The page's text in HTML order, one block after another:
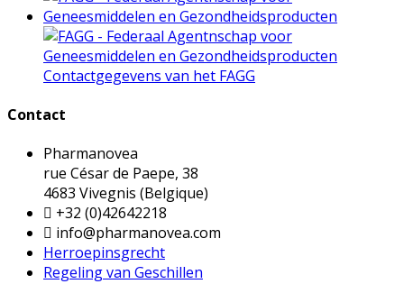
Contactgegevens van het FAGG
Contact
Pharmanovea
rue César de Paepe, 38
4683 Vivegnis (Belgique)
 +32 (0)42642218
 info@pharmanovea.com
Herroepinsgrecht
Regeling van Geschillen